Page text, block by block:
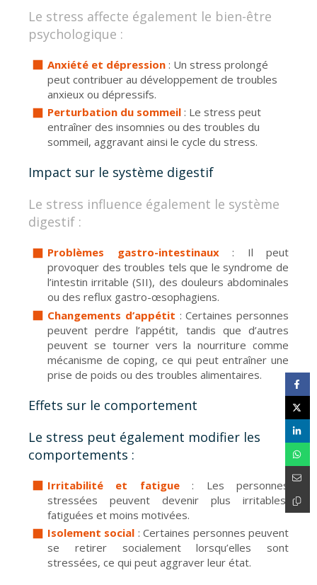
Le stress affecte également le bien-être
psychologique :
Anxiété et dépression : Un stress prolongé
peut contribuer au développement de troubles
anxieux ou dépressifs.
Perturbation du sommeil : Le stress peut
entraîner des insomnies ou des troubles du
sommeil, aggravant ainsi le cycle du stress.
Impact sur le système digestif
Le stress influence également le système
digestif :
Problèmes gastro-intestinaux: Il peut
provoquer des troubles tels que le syndrome de
l’intestin irritable (SII), des douleurs abdominales
ou des reflux gastro-œsophagiens.
Changements d’appétit : Certaines personnes
peuvent perdre l’appétit, tandis que d’autres
peuvent se tourner vers la nourriture comme
mécanisme de coping, ce qui peut entraîner une
prise de poids ou des troubles alimentaires.
Effets sur le comportement
Le stress peut également modifier les
comportements :
Irritabilité et fatigue: Les personnes
stressées peuvent devenir plus irritables,
fatiguées et moins motivées.
Isolement social : Certaines personnes peuvent
se retirer socialement lorsqu’elles sont
stressées, ce qui peut aggraver leur état.